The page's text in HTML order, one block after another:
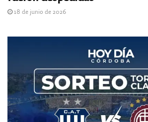
18 de junio de 2026